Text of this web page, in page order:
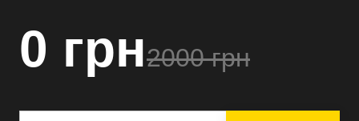
0 грн2000 грн